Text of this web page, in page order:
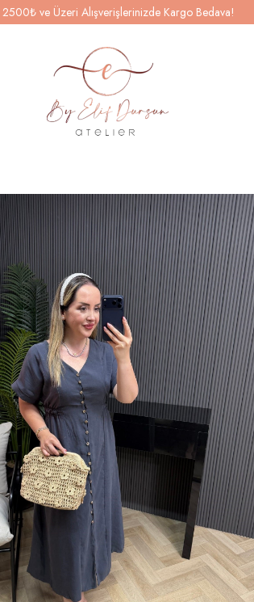
2500₺ ve Üzeri Alışverişlerinizde Kargo Bedava!